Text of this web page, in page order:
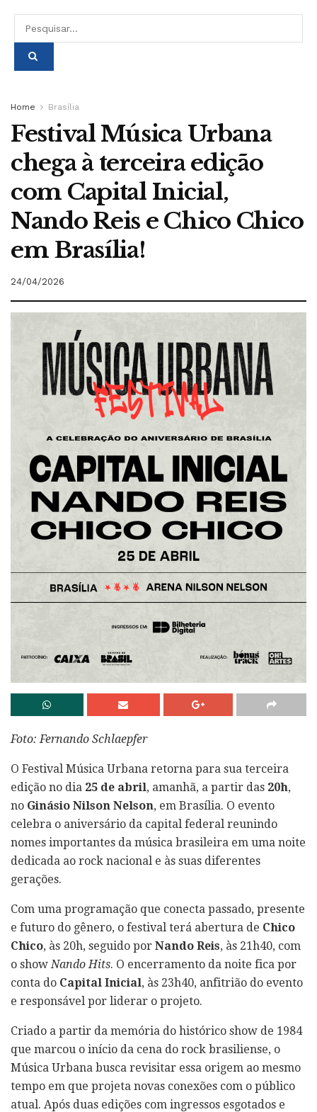
Home Brasília
Festival Música Urbana
chega à terceira edição
com Capital Inicial,
Nando Reis e Chico Chico
em Brasília!
24/04/2026
Foto: Fernando Schlaepfer
O Festival Música Urbana retorna para sua terceira
edição no dia 25 de abril, amanhã, a partir das 20h,
no Ginásio Nilson Nelson, em Brasília. O evento
celebra o aniversário da capital federal reunindo
nomes importantes da música brasileira em uma noite
dedicada ao rock nacional e às suas diferentes
gerações.
Com uma programação que conecta passado, presente
e futuro do gênero, o festival terá abertura de Chico
Chico, às 20h, seguido por Nando Reis, às 21h40, com
o show Nando Hits. O encerramento da noite fica por
conta do Capital Inicial, às 23h40, anfitrião do evento
e responsável por liderar o projeto.
Criado a partir da memória do histórico show de 1984
que marcou o início da cena do rock brasiliense, o
Música Urbana busca revisitar essa origem ao mesmo
tempo em que projeta novas conexões com o público
atual. Após duas edições com ingressos esgotados e